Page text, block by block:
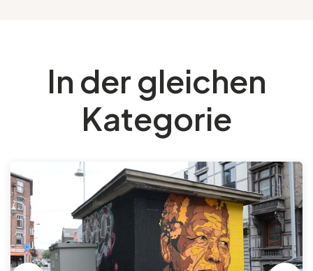
In der gleichen
Kategorie